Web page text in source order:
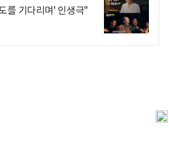
를 기다리며' 인생극"